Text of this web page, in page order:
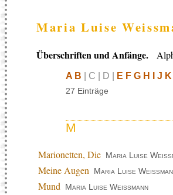
Maria Luise
Überschriften und Anfänge.
A B | C | D | E F G H I J K
27 Einträge
M
Marionetten, Die Maria Luise
Meine Augen Maria Luise
Mund Maria Luise Weissmann